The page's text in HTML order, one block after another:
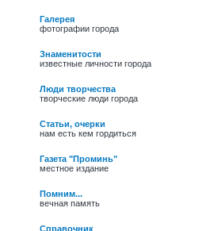
Галерея
фотографии города
Знаменитости
известные личности города
Люди творчества
творческие люди города
Статьи, очерки
нам есть кем гордиться
Газета "Проминь"
местное издание
Помним...
вечная память
Справочник